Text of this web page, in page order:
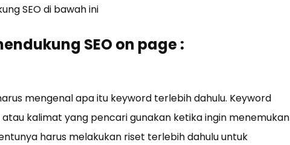
SEO di bawah ini
SEO on page :
mengenal apa itu keyword terlebih dahulu. Keyword
kalimat yang pencari gunakan ketika ingin menemukan
harus melakukan riset terlebih dahulu untuk